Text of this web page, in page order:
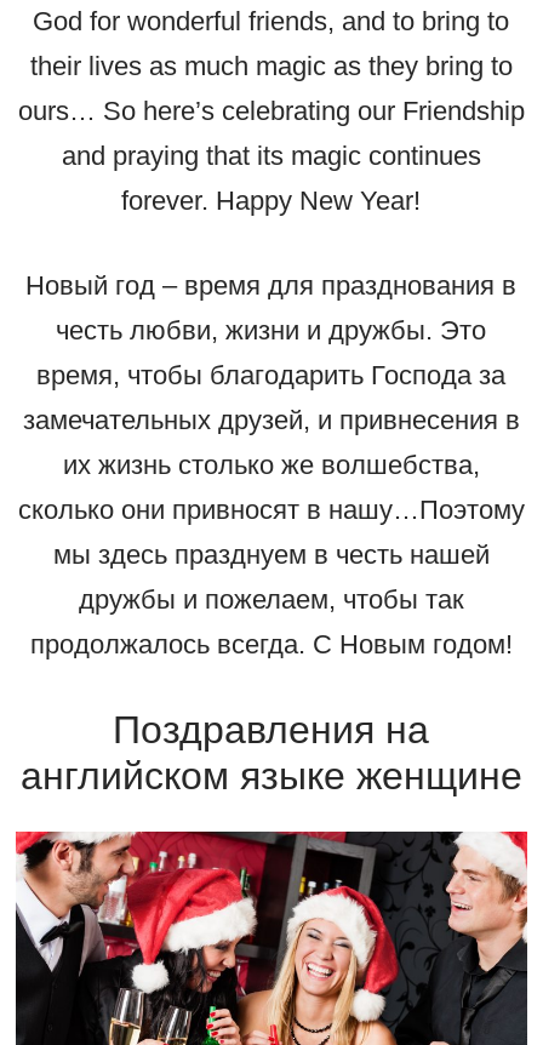
God for wonderful friends, and to bring to
their lives as much magic as they bring to
ours… So here’s celebrating our Friendship
and praying that its magic continues
forever. Happy New Year!
Новый год – время для празднования в
честь любви, жизни и дружбы. Это
время, чтобы благодарить Господа за
замечательных друзей, и привнесения в
их жизнь столько же волшебства,
сколько они привносят в нашу…Поэтому
мы здесь празднуем в честь нашей
дружбы и пожелаем, чтобы так
продолжалось всегда. С Новым годом!
Поздравления на
английском языке женщине